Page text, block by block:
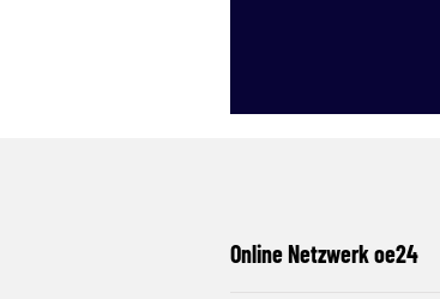
Online Netzwerk oe24